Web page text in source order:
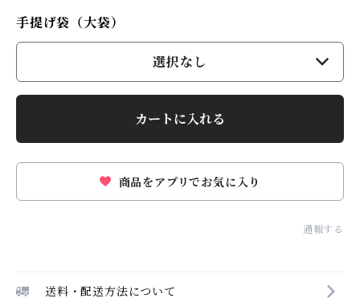
手提げ袋（大袋）
選択なし
カートに入れる
商品をアプリでお気に入り
通報する
送料・配送方法について